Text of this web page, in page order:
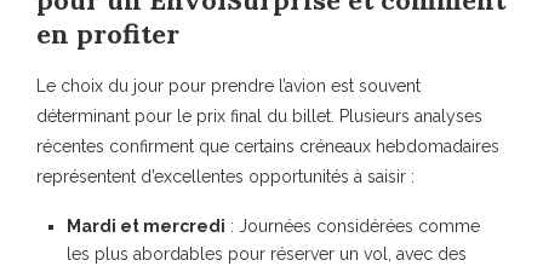
en profiter
Le choix du jour pour prendre l’avion est souvent
déterminant pour le prix final du billet. Plusieurs analyses
récentes confirment que certains créneaux hebdomadaires
représentent d’excellentes opportunités à saisir :
Mardi et mercredi : Journées considérées comme
les plus abordables pour réserver un vol, avec des